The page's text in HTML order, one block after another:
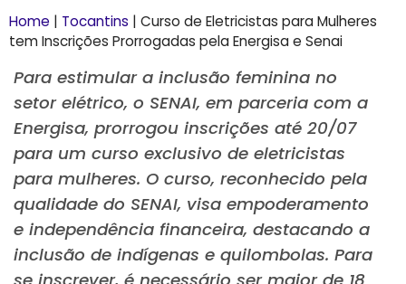
Home | Tocantins | Curso de Eletricistas para Mulheres
tem Inscrições Prorrogadas pela Energisa e Senai
Para estimular a inclusão feminina no
setor elétrico, o SENAI, em parceria com a
Energisa, prorrogou inscrições até 20/07
para um curso exclusivo de eletricistas
para mulheres. O curso, reconhecido pela
qualidade do SENAI, visa empoderamento
e independência financeira, destacando a
inclusão de indígenas e quilombolas. Para